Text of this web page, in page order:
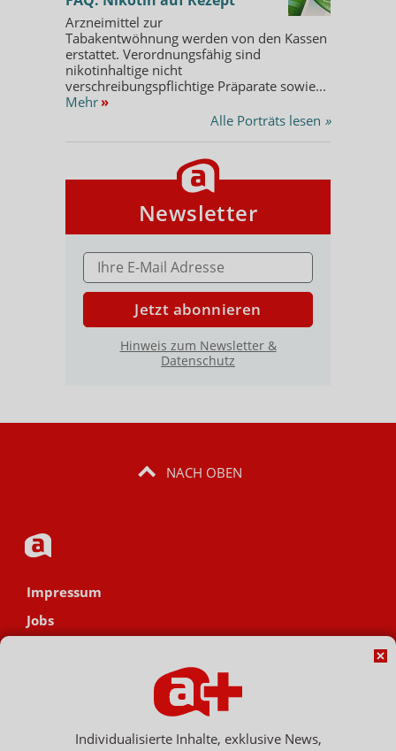
Arzneimittel zur
Tabakentwöhnung werden von den Kassen
erstattet. Verordnungsfähig sind
nikotinhaltige nicht
verschreibungspflichtige Präparate sowie...
Mehr »
Alle Porträts lesen »
Newsletter
E-MAIL ADRESSE
Jetzt abonnieren
Hinweis zum Newsletter &
Datenschutz
NACH OBEN
Impressum
Jobs
Hinweisgebersystem
Individualisierte Inhalte, exklusive News,